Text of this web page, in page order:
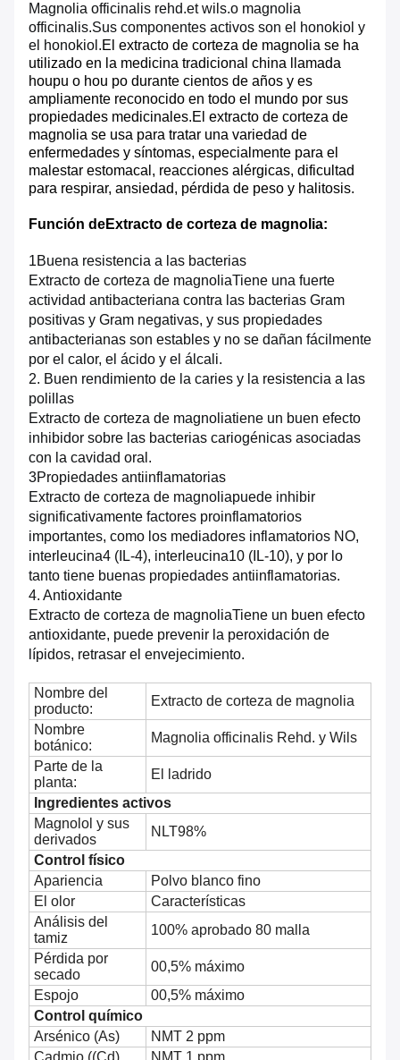
Magnolia officinalis rehd.et wils.o magnolia
officinalis.Sus componentes activos son el honokiol y
el honokiol.El extracto de corteza de magnolia se ha
utilizado en la medicina tradicional china llamada
houpu o hou po durante cientos de años y es
ampliamente reconocido en todo el mundo por sus
propiedades medicinales.El extracto de corteza de
magnolia se usa para tratar una variedad de
enfermedades y síntomas, especialmente para el
malestar estomacal, reacciones alérgicas, dificultad
para respirar, ansiedad, pérdida de peso y halitosis.
Función deExtracto de corteza de magnolia:
1Buena resistencia a las bacterias
Extracto de corteza de magnoliaTiene una fuerte
actividad antibacteriana contra las bacterias Gram
positivas y Gram negativas, y sus propiedades
antibacterianas son estables y no se dañan fácilmente
por el calor, el ácido y el álcali.
2. Buen rendimiento de la caries y la resistencia a las
polillas
Extracto de corteza de magnoliatiene un buen efecto
inhibidor sobre las bacterias cariogénicas asociadas
con la cavidad oral.
3Propiedades antiinflamatorias
Extracto de corteza de magnoliapuede inhibir
significativamente factores proinflamatorios
importantes, como los mediadores inflamatorios NO,
interleucina4 (IL-4), interleucina10 (IL-10), y por lo
tanto tiene buenas propiedades antiinflamatorias.
4. Antioxidante
Extracto de corteza de magnoliaTiene un buen efecto
antioxidante, puede prevenir la peroxidación de
lípidos, retrasar el envejecimiento.
Nombre del
producto:
Extracto de corteza de magnolia
Nombre
botánico:
Magnolia officinalis Rehd. y Wils
Parte de la
planta:
El ladrido
Ingredientes activos
Magnolol y sus
derivados
NLT98%
Control físico
Apariencia
Polvo blanco fino
El olor
Características
Análisis del
tamiz
100% aprobado 80 malla
Pérdida por
secado
00,5% máximo
Espojo
00,5% máximo
Control químico
Arsénico (As)
NMT 2 ppm